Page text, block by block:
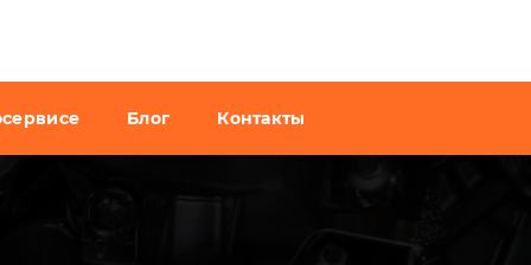
Блог Контакты